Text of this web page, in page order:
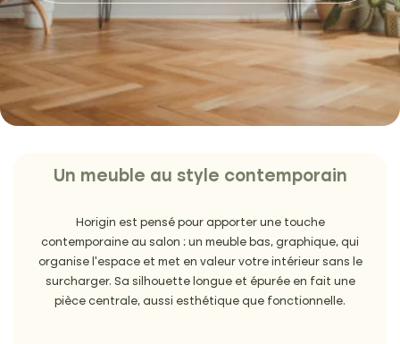
Un meuble au style contemporain
Horigin est pensé pour apporter une touche
contemporaine au salon : un meuble bas, graphique, qui
organise l’espace et met en valeur votre intérieur sans le
surcharger. Sa silhouette longue et épurée en fait une
pièce centrale, aussi esthétique que fonctionnelle.